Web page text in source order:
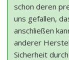
schon deren
uns gefallen,
anschließen
anderer
Sicherheit